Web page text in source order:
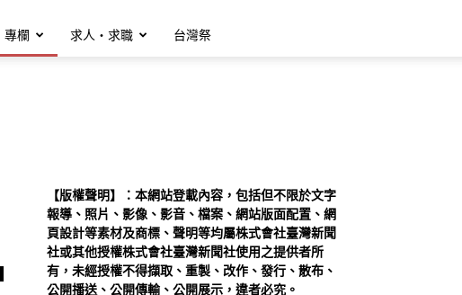
專欄 求人・求職 台灣祭
【版權聲明】：本網站登載內容，包括但不限於文字
報導、照片、影像、影音、檔案、網站版面配置、網
頁設計等素材及商標、聲明等均屬株式會社臺灣新聞
社或其他授權株式會社臺灣新聞社使用之提供者所
有，未經授權不得擷取、重製、改作、發行、散布、
公開播送、公開傳輸、公開展示，違者必究。